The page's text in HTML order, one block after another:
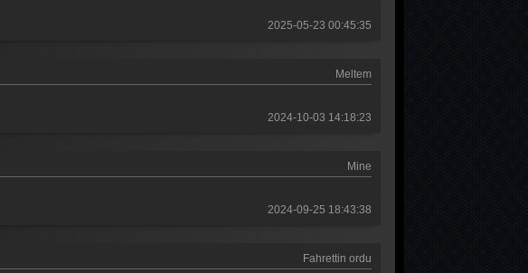
Mehmed Fetihler Sultanı 32. Bölüm
Mehmed Fetihler Sultanı 30. Bölüm
Mehmed Fetihler Sultanı 29. Bölüm
Mehmed Fetihler Sultanı 26. Bölüm
2025-05-23 00:45:35
Meltem
2024-10-03 14:18:23
Mine
2024-09-25 18:43:38
Fahrettin ordu